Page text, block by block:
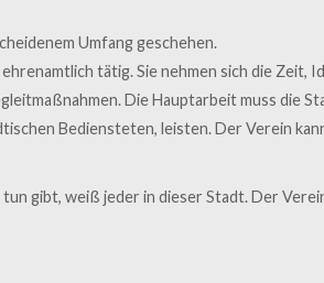
Umfang geschehen.
tätig. Sie nehmen sich die Zeit,
Die Hauptarbeit muss die
Bediensteten, leisten. Der Verein
tun gibt, weiß jeder in dieser Stadt. Der